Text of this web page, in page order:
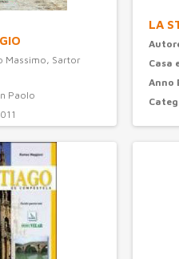
Massimo, Sartor
Paolo
LA
Casa
Anno